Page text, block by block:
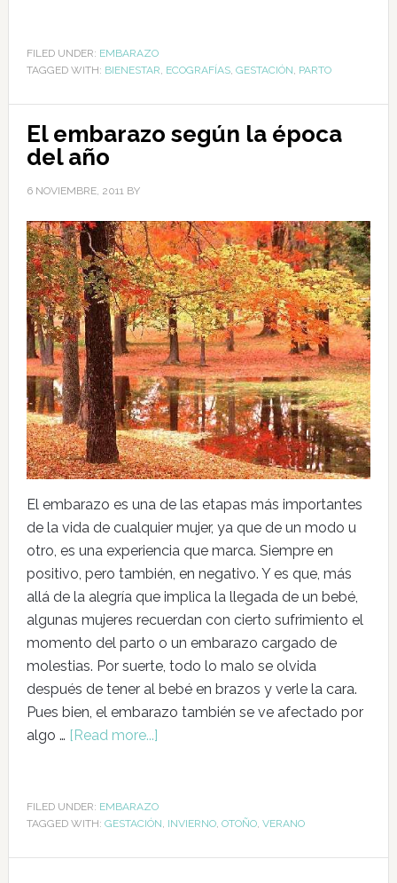
FILED UNDER: EMBARAZO
TAGGED WITH: BIENESTAR, ECOGRAFÍAS, GESTACIÓN, PARTO
El embarazo según la época
del año
6 NOVIEMBRE, 2011BY
El embarazo es una de las etapas más importantes
de la vida de cualquier mujer, ya que de un modo u
otro, es una experiencia que marca. Siempre en
positivo, pero también, en negativo. Y es que, más
allá de la alegría que implica la llegada de un bebé,
algunas mujeres recuerdan con cierto sufrimiento el
momento del parto o un embarazo cargado de
molestias. Por suerte, todo lo malo se olvida
después de tener al bebé en brazos y verle la cara.
Pues bien, el embarazo también se ve afectado por
algo … [Read more...]
FILED UNDER: EMBARAZO
TAGGED WITH: GESTACIÓN, INVIERNO, OTOÑO, VERANO